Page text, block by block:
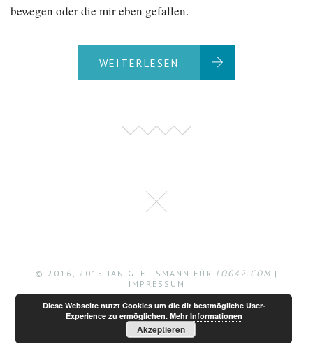
bewegen oder die mir eben gefallen.
WEITERLESEN
© 2016, 2015 JAN GLEITSMANN FÜR LOG42.COM |
IMPRESSUM
Diese Webseite nutzt Cookies um die dir bestmögliche User-
Experience zu ermöglichen. Mehr Informationen
Akzeptieren